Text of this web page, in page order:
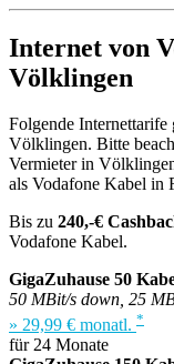
Internet von
Völklingen
Folgende
Völklingen. Bitte
Vermieter in
als Vodafone Kabel in
Bis zu 240,-€
Vodafone Kabel.
GigaZuhause 50
50 MBit/s down, 25
» 29,99 € monatl. *
für 24 Monate